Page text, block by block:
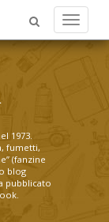
Menu
1973.
fumetti,
(fanzine
blog
pubblicato